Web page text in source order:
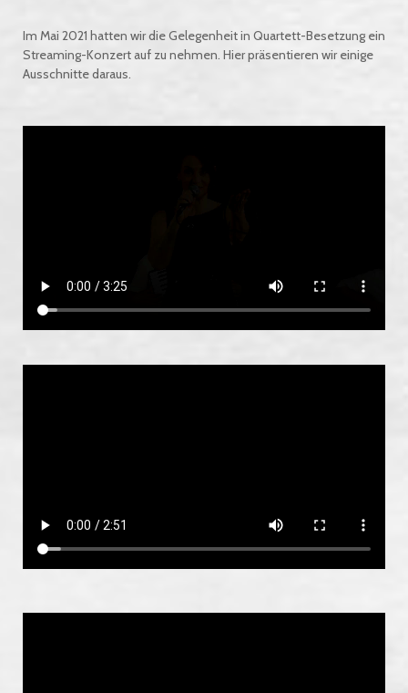
Im Mai 2021 hatten wir die Gelegenheit in Quartett-Besetzung ein
Streaming-Konzert auf zu nehmen. Hier präsentieren wir einige
Ausschnitte daraus.